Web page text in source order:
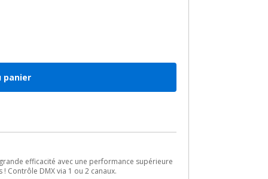
panier
efficacité avec une performance supérieure
Contrôle DMX via 1 ou 2 canaux.